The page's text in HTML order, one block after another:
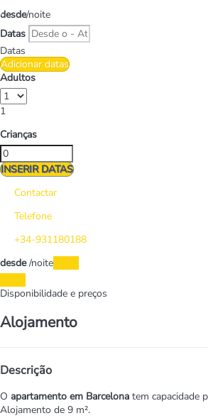
desde/noite
Datas
Datas
Adicionar datas
Adultos
1
Crianças
INSERIR DATAS
Contactar
Telefone
+34-931180188
desde /noite
Disponibilidade e preços
Alojamento
Descrição
O apartamento em Barcelona tem capacidade
Alojamento de 9 m².